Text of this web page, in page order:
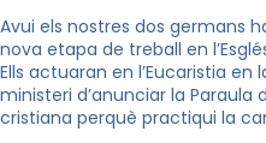
Avui els nostres dos germans
nova etapa de treball en
Ells actuaran en l’Eucaristia en
ministeri d’anunciar la Paraula
cristiana perquè practiqui la